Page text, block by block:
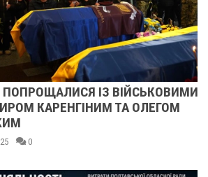
ІЗ ВІЙСЬКОВИМИ
ТА ОЛЕГОМ